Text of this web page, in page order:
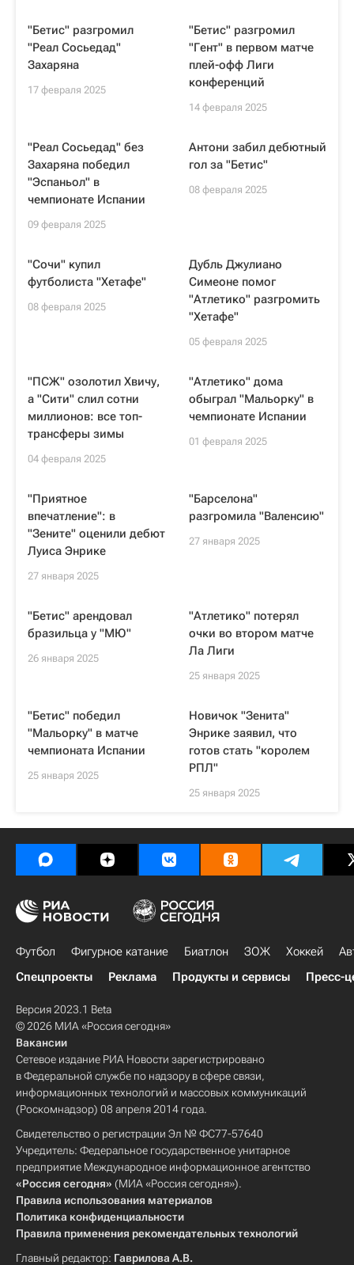
"Бетис" разгромил
"Реал Сосьедад"
Захаряна
17 февраля 2025
"Бетис" разгромил
"Гент" в первом матче
плей-офф Лиги
конференций
14 февраля 2025
"Реал Сосьедад" без
Захаряна победил
"Эспаньол" в
чемпионате Испании
09 февраля 2025
Антони забил дебютный
гол за "Бетис"
08 февраля 2025
"Сочи" купил
футболиста "Хетафе"
08 февраля 2025
Дубль Джулиано
Симеоне помог
"Атлетико" разгромить
"Хетафе"
05 февраля 2025
"ПСЖ" озолотил Хвичу,
а "Сити" слил сотни
миллионов: все топ-
трансферы зимы
04 февраля 2025
"Атлетико" дома
обыграл "Мальорку" в
чемпионате Испании
01 февраля 2025
"Приятное
впечатление": в
"Зените" оценили дебют
Луиса Энрике
27 января 2025
"Барселона"
разгромила "Валенсию"
27 января 2025
"Бетис" арендовал
бразильца у "МЮ"
26 января 2025
"Атлетико" потерял
очки во втором матче
Ла Лиги
25 января 2025
"Бетис" победил
"Мальорку" в матче
чемпионата Испании
25 января 2025
Новичок "Зенита"
Энрике заявил, что
готов стать "королем
РПЛ"
25 января 2025
Футбол Фигурное катание Биатлон ЗОЖ Хоккей
Спецпроекты
Реклама Продукты и сервисы Пресс-
Версия 2023.1 Beta
© 2026 МИА «Россия сегодня»
Вакансии
Сетевое издание РИА Новости зарегистрировано
в Федеральной службе по надзору в сфере связи,
информационных технологий и массовых коммуникаций
(Роскомнадзор) 08 апреля 2014 года.
Свидетельство о регистрации Эл № ФС77-57640
Учредитель: Федеральное государственное унитарное
предприятие Международное информационное агентство
«Россия сегодня» (МИА «Россия сегодня»).
Правила использования материалов
Политика конфиденциальности
Правила применения рекомендательных технологий
Главный редактор: Гаврилова А.В.